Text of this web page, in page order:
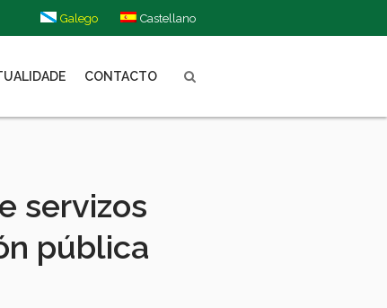
Galego Castellano
CONTACTO
servizos
pública